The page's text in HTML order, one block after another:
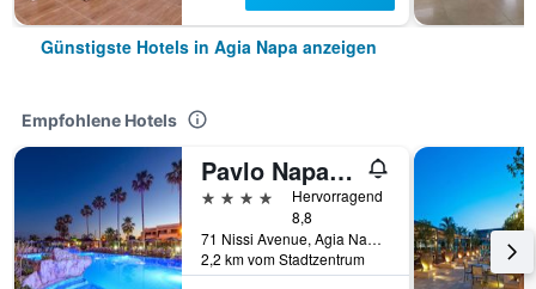
Günstigste Hotels in Agia Napa anzeigen
Empfohlene Hotels
Pavlo Napa Beach Hotel
4 Sterne
Hervorragend
8,8
71 Nissi Avenue, Agia Napa, Zypern
2,2 km vom Stadtzentrum